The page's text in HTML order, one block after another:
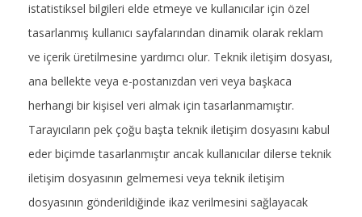
istatistiksel bilgileri elde etmeye ve kullanıcılar için özel
tasarlanmış kullanıcı sayfalarından dinamik olarak reklam
ve içerik üretilmesine yardımcı olur. Teknik iletişim dosyası,
ana bellekte veya e-postanızdan veri veya başkaca
herhangi bir kişisel veri almak için tasarlanmamıştır.
Tarayıcıların pek çoğu başta teknik iletişim dosyasını kabul
eder biçimde tasarlanmıştır ancak kullanıcılar dilerse teknik
iletişim dosyasının gelmemesi veya teknik iletişim
dosyasının gönderildiğinde ikaz verilmesini sağlayacak